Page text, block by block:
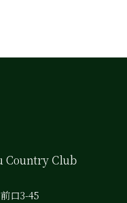
Country Club
口3-45